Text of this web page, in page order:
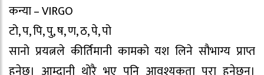
कन्या – VIRGO
टो, प, पि, पु, ष, ण, ठ, पे, पो
सानो प्रयत्नले कीर्तिमानी कामको यश लिने सौभाग्य प्राप्त